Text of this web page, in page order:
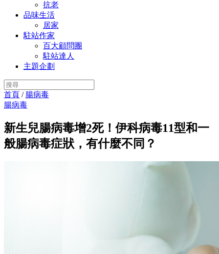
抗老
品味生活
居家
駐站作家
百大顧問團
駐站達人
主題企劃
首頁 / 腸病毒
腸病毒
新生兒腸病毒增2死！伊科病毒11型和一
般腸病毒症狀，有什麼不同？